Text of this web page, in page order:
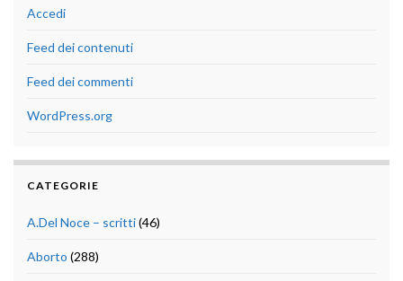
Accedi
Feed dei contenuti
Feed dei commenti
WordPress.org
CATEGORIE
A.Del Noce – scritti(46)
Aborto (288)